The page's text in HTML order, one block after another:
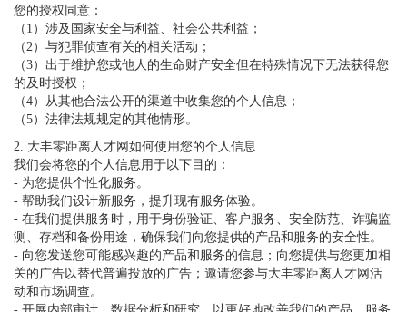
您的授权同意：
（1）涉及国家安全与利益、社会公共利益；
（2）与犯罪侦查有关的相关活动；
（3）出于维护您或他人的生命财产安全但在特殊情况下无法获得您
的及时授权；
（4）从其他合法公开的渠道中收集您的个人信息；
（5）法律法规规定的其他情形。
2. 大丰零距离人才网如何使用您的个人信息
我们会将您的个人信息用于以下目的：
- 为您提供个性化服务。
- 帮助我们设计新服务，提升现有服务体验。
- 在我们提供服务时，用于身份验证、客户服务、安全防范、诈骗监
测、存档和备份用途，确保我们向您提供的产品和服务的安全性。
- 向您发送您可能感兴趣的产品和服务的信息；向您提供与您更加相
关的广告以替代普遍投放的广告；邀请您参与大丰零距离人才网活
动和市场调查。
- 开展内部审计、数据分析和研究，以更好地改善我们的产品、服务